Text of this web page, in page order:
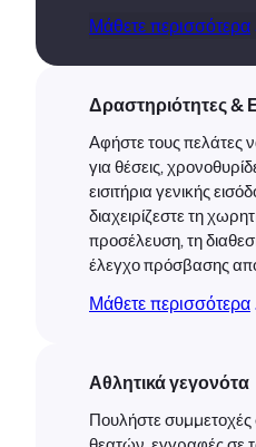
Μάθετε περισσότερα
Δραστηριότητες &
Αφήστε τους πελάτες
για θέσεις,
εισιτήρια γενικής
διαχειρίζεστε τη
προσέλευση, τη
έλεγχο πρόσβασης
Μάθετε περισσότερα
Αθλητικά γεγονότα
Πουλήστε συμμετοχές